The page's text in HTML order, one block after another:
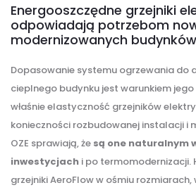
Energooszczędne grzejniki
odpowiadają potrzebom
modernizowanych budynków
Dopasowanie systemu ogrzewania do
cieplnego budynku jest warunkiem
właśnie elastyczność grzejników
konieczności rozbudowanej instalacji i
OZE sprawiają, że są one naturalnym
inwestycjach i po termomodernizacji.
grzejniki AeroFlow w ośmiu